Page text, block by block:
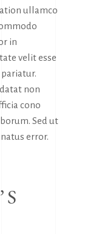
ullamco
in
velit esse
non
cono
Sed ut
error.